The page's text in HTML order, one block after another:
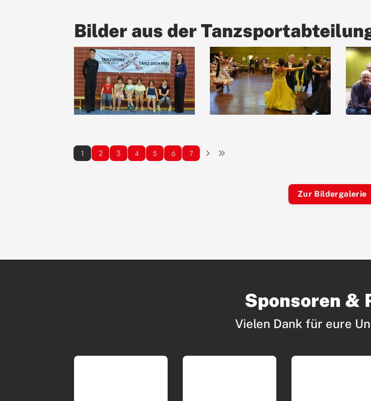
Bilder aus der
1 2 3 4 5 6 7
Zur Bildergalerie
Sponsoren &
Vielen Dank für eure